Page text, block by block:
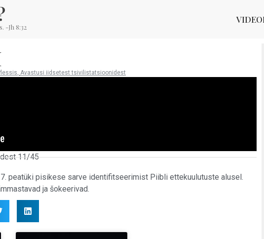
-Jh 8:32
, Avastusi iidsetest tsivilistatsioonidest
11/45
7. peatüki pisikese sarve identifitseerimist Piibli ettekuulutuste alusel.
ja šokeerivad.